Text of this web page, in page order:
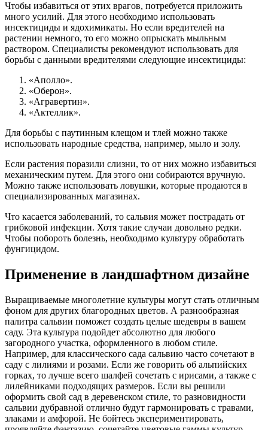
Чтобы избавиться от этих врагов, потребуется приложить
много усилий. Для этого необходимо использовать
инсектициды и ядохимикаты. Но если вредителей на
растении немного, то его можно опрыскать мыльным
раствором. Специалисты рекомендуют использовать для
борьбы с данными вредителями следующие инсектициды:
«Аполло».
«Оберон».
«Агравертин».
«Актеллик».
Для борьбы с паутинным клещом и тлей можно также
использовать народные средства, например, мыло и золу.
Если растения поразили слизни, то от них можно избавиться
механическим путем. Для этого они собираются вручную.
Можно также использовать ловушки, которые продаются в
специализированных магазинах.
Что касается заболеваний, то сальвия может пострадать от
грибковой инфекции. Хотя такие случаи довольно редки.
Чтобы побороть болезнь, необходимо культуру обработать
фунгицидом.
Применение в ландшафтном дизайне
Выращиваемые многолетние культуры могут стать отличным
фоном для других благородных цветов. А разнообразная
палитра сальвии поможет создать целые шедевры в вашем
саду. Эта культура подойдет абсолютно для любого
загородного участка, оформленного в любом стиле.
Например, для классического сада сальвию часто сочетают в
саду с лилиями и розами. Если же говорить об альпийских
горках, то лучше всего шалфей сочетать с ирисами, а также с
лилейниками подходящих размеров. Если вы решили
оформить свой сад в деревенском стиле, то разновидности
сальвии дубравной отлично будут гармонировать с травами,
злаками и амфорой. Не бойтесь экспериментировать,